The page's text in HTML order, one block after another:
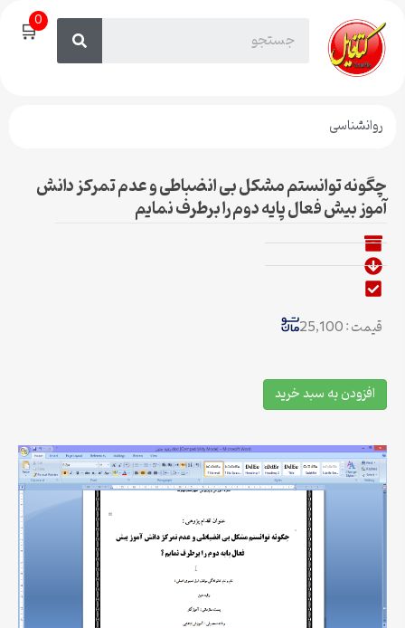
🛒0
روانشناسی
چگونه توانستم مشکل بی انضباطی و عدم تمرکز دانش
آموز بیش فعال پایه دوم را برطرف نمایم
قیمت : 25,100
افزودن به سبد خرید